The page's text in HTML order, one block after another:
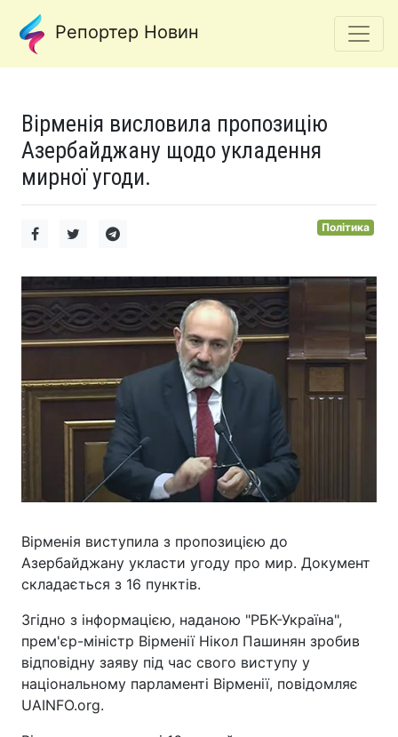
Репортер Новин
Вірменія висловила пропозицію
Азербайджану щодо укладення
мирної угоди.
Політика
Вірменія виступила з пропозицією до
Азербайджану укласти угоду про мир. Документ
складається з 16 пунктів.
Згідно з інформацією, наданою "РБК-Україна",
прем'єр-міністр Вірменії Нікол Пашинян зробив
відповідну заяву під час свого виступу у
національному парламенті Вірменії, повідомляє
UAINFO.org.